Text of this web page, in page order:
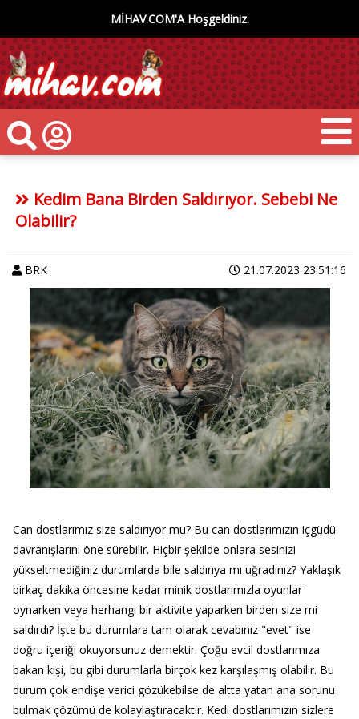
MİHAV.COM'A Hoşgeldiniz.
Kedim Bana Birden Saldırıyor. Sebebi Ne
Olabilir?
BRK 21.07.2023 23:51:16
Can dostlarımız size saldırıyor mu? Bu can dostlarımızın içgüdü
davranışlarını öne sürebilir. Hiçbir şekilde onlara sesinizi
yükseltmediğiniz durumlarda bile saldırıya mı uğradınız? Yaklaşık
birkaç dakika öncesine kadar minik dostlarımızla oyunlar
oynarken veya herhangi bir aktivite yaparken birden size mi
saldırdı? İşte bu durumlara tam olarak cevabınız "evet" ise
doğru içeriği okuyorsunuz demektir. Çoğu evcil dostlarımıza
bakan kişi, bu gibi durumlarla birçok kez karşılaşmış olabilir. Bu
durum çok endişe verici gözükebilse de altta yatan ana sorunu
bulmak çözümü de kolaylaştıracaktır. Kedi dostlarımızın sizlere